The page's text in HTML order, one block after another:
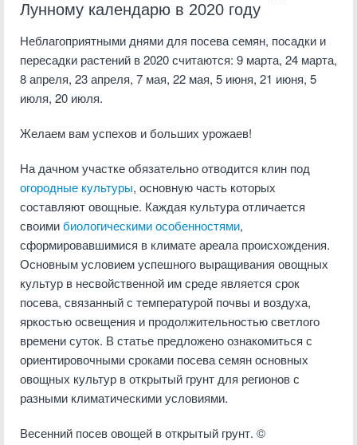
Лунному календарю в 2020 году
Неблагоприятными днями для посева семян, посадки и
пересадки растений в 2020 считаются: 9 марта, 24 марта,
8 апреля, 23 апреля, 7 мая, 22 мая, 5 июня, 21 июня, 5
июля, 20 июля.
Желаем вам успехов и больших урожаев!
На дачном участке обязательно отводится клин под
огородные культуры, основную часть которых
составляют овощные. Каждая культура отличается
своимибиологическими особенностями,
сформировавшимися в климате ареала происхождения.
Основным условием успешного выращивания овощных
культур в несвойственной им среде является срок
посева, связанный с температурой почвы и воздуха,
яркостью освещения и продолжительностью светлого
времени суток. В статье предложено ознакомиться с
ориентировочными сроками посева семян основных
овощных культур в открытый грунт для регионов с
разными климатическими условиями.
Весенний посев овощей в открытый грунт. ©